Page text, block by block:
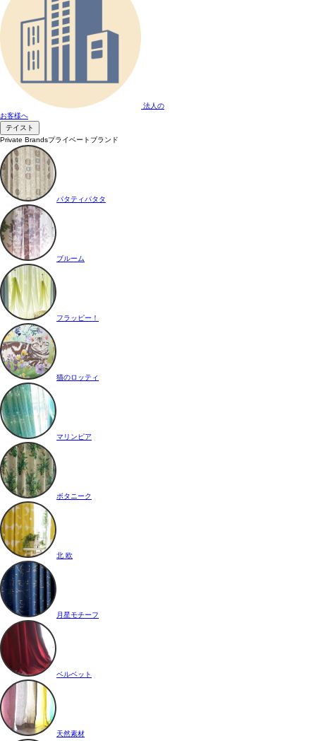
法人の
お客様へ
テイスト
Private Brandsプライベートブランド
パタティパタタ
ブルーム
フラッピー！
猫のロッティ
マリンピア
ボタニーク
北 欧
月星モチーフ
ベルベット
天然素材